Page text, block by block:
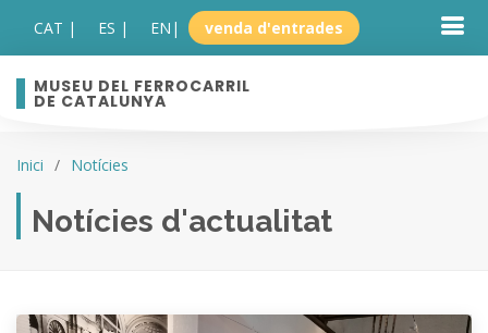
CAT | ES | EN | venda d'entrades
MUSEU DEL FERROCARRIL
DE CATALUNYA
Inici Notícies
Notícies d'actualitat